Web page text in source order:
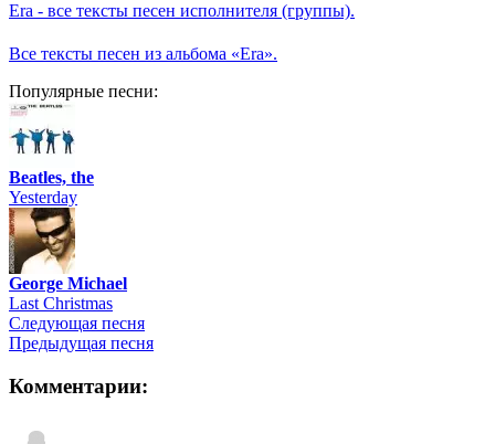
Era - все тексты песен исполнителя (группы).
Все тексты песен из альбома «Era».
Популярные песни:
Beatles, the
Yesterday
George Michael
Last Christmas
Следующая песня
Предыдущая песня
Комментарии: